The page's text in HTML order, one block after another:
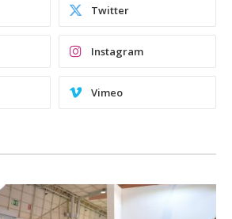
Twitter
Instagram
Vimeo